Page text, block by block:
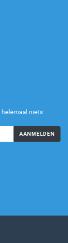
niets.
AANMELDEN